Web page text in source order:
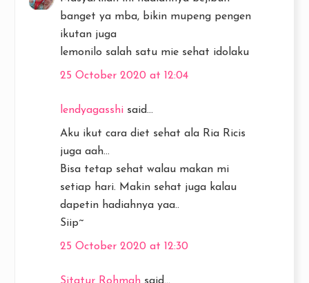
banget ya mba, bikin mupeng pengen
ikutan juga
lemonilo salah satu mie sehat idolaku
25 October 2020 at 12:04
lendyagasshi said...
Aku ikut cara diet sehat ala Ria Ricis
juga aah...
Bisa tetap sehat walau makan mi
setiap hari. Makin sehat juga kalau
dapetin hadiahnya yaa..
Siip~
25 October 2020 at 12:30